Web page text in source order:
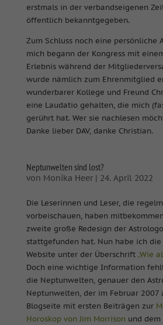
erstmals in der verbandseigenen
öffentlich bekanntgegeben.
Zum Schluss noch eine persönliche
mich begann der Kongress mit
Erlebnis während der
wurde nämlich zum Ehrenmitglied
wunderbarer Kollege und Freund
eine Laudatio gehalten, die mich
gerührt hat. Wer sie nachlesen
Danke lieber DAV, danke Christian.
Neptunwelten sind lost?
von Monika Heer| 24. April 2022
Die Leserinnen und Leser, die
vorbeischauen, haben
zweite große Redesign der
stattgefunden hat. Nun habe ich die
Website unter der Überschrift„Wie
Doch eine wichtige Information
die Neptunwelten, genauer den
Neptunwelten, der im Februar 2007
Blogseite mit ersten Beiträgen zur
Horoskop von Jim Morrison und dem